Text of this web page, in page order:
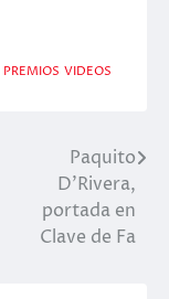
PREMIOS VIDEOS
Paquito
D’Rivera,
portada en
Clave de Fa